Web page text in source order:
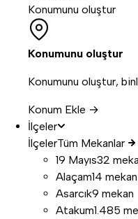
Konumunu oluştur
Konumunu oluştur
Konumunu oluştur,
Konum Ekle →
İlçeler
İlçelerTüm Mekanlar
19 Mayıs32
Alaçam14 mekan
Asarcık9 mekan
Atakum1.485